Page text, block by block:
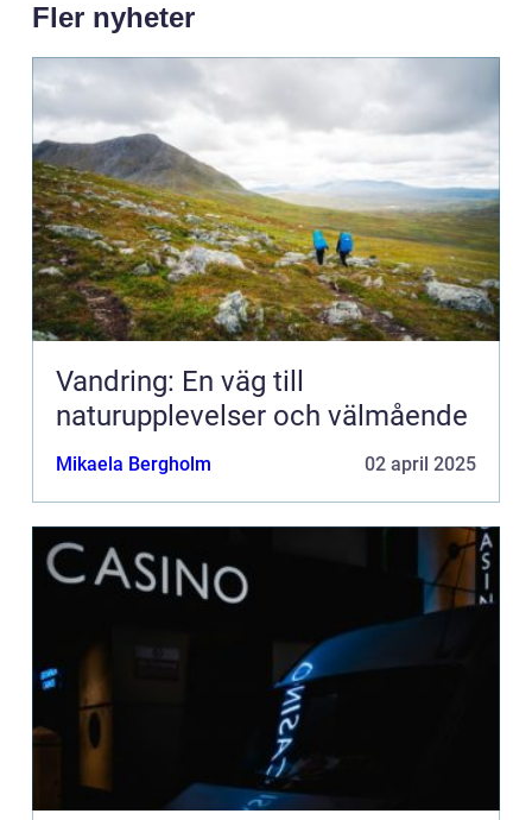
Fler nyheter
Vandring: En väg till
naturupplevelser och välmående
Mikaela Bergholm 02 april 2025